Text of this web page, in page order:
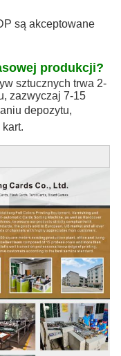
są akceptowane
produkcji?
sztucznych trwa 2-
zazwyczaj 7-15
depozytu,